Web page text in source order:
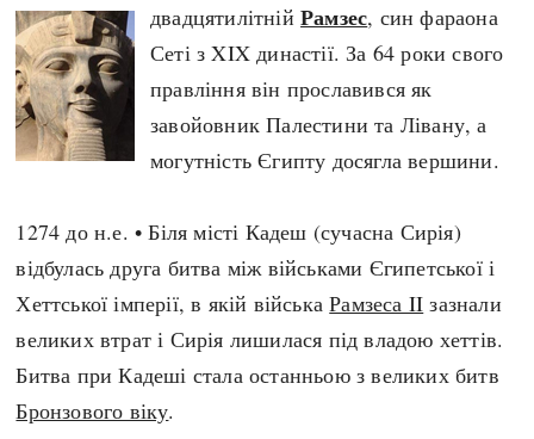
двадцятилітнійРамзес, син фараона
Сеті з XIX династії. За 64 роки свого
правління він прославився як
завойовник Палестини та Лівану, а
могутність Єгипту досягла вершини.
1274 до н.е. • Біля місті Кадеш (сучасна Сирія)
відбулась друга битва між військами Єгипетської і
Хеттської імперії, в якій військаРамзеса II зазнали
великих втрат і Сирія лишилася під владою хеттів.
Битва при Кадеші стала останньою з великих битв
Бронзового віку.